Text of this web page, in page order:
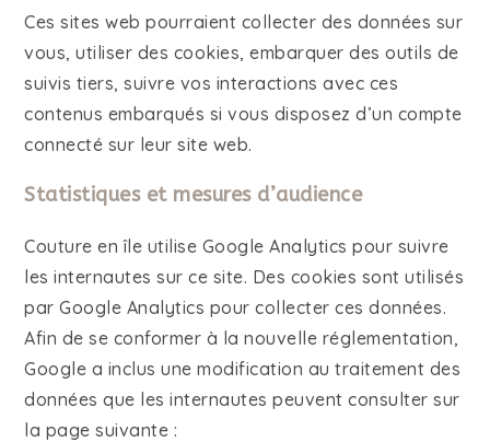
Ces sites web pourraient collecter des données sur
vous, utiliser des cookies, embarquer des outils de
suivis tiers, suivre vos interactions avec ces
contenus embarqués si vous disposez d’un compte
connecté sur leur site web.
Statistiques et mesures d’audience
Couture en île utilise Google Analytics pour suivre
les internautes sur ce site. Des cookies sont utilisés
par Google Analytics pour collecter ces données.
Afin de se conformer à la nouvelle réglementation,
Google a inclus une modification au traitement des
données que les internautes peuvent consulter sur
la page suivante :